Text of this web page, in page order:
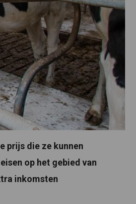
prijs die ze kunnen
op het gebied van
inkomsten